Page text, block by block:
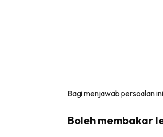
Bagi menjawab persoalan
Boleh membakar